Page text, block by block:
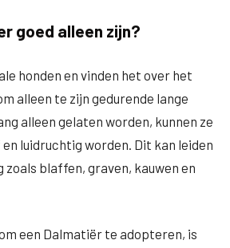
goed alleen zijn?
honden en vinden het over het
alleen te zijn gedurende lange
alleen gelaten worden, kunnen ze
luidruchtig worden. Dit kan leiden
blaffen, graven, kauwen en
een Dalmatiër te adopteren, is